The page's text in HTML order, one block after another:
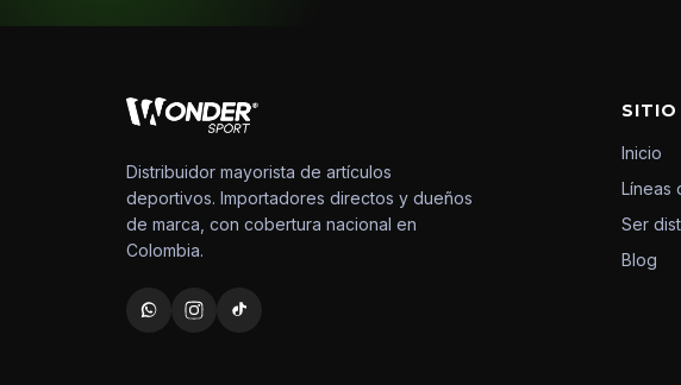
Distribuidor mayorista de artículos
deportivos. Importadores directos y dueños
de marca, con cobertura nacional en
Colombia.
SITIO
Inicio
Líneas
Ser
Blog